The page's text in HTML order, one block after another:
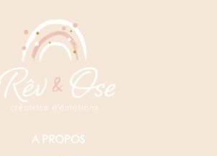
A PROPOS